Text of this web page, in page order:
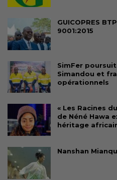
GUICOPRES
9001:2015
SimFer
Simandou et
opérationnels
« Les Racines
de Néné Hawa
héritage
Nanshan